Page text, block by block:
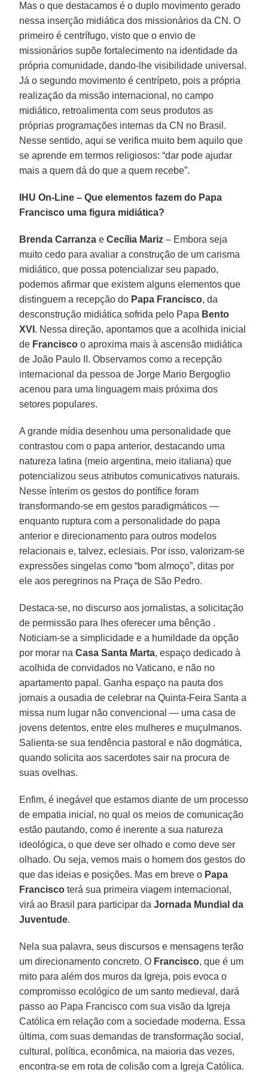
Mas o que destacamos é o duplo movimento gerado
nessa inserção midiática dos missionários da CN. O
primeiro é centrífugo, visto que o envio de
missionários supõe fortalecimento na identidade da
própria comunidade, dando-lhe visibilidade universal.
Já o segundo movimento é centrípeto, pois a própria
realização da missão internacional, no campo
midiático, retroalimenta com seus produtos as
próprias programações internas da CN no Brasil.
Nesse sentido, aqui se verifica muito bem aquilo que
se aprende em termos religiosos: “dar pode ajudar
mais a quem dá do que a quem recebe”.
IHU On-Line – Que elementos fazem do Papa
Francisco uma figura midiática?
Brenda Carranza e Cecília Mariz – Embora seja
muito cedo para avaliar a construção de um carisma
midiático, que possa potencializar seu papado,
podemos afirmar que existem alguns elementos que
distinguem a recepção do Papa Francisco, da
desconstrução midiática sofrida pelo Papa Bento
XVI . Nessa direção, apontamos que a acolhida inicial
de Francisco o aproxima mais à ascensão midiática
de João Paulo II. Observamos como a recepção
internacional da pessoa de Jorge Mario Bergoglio
acenou para uma linguagem mais próxima dos
setores populares.
A grande mídia desenhou uma personalidade que
contrastou com o papa anterior, destacando uma
natureza latina (meio argentina, meio italiana) que
potencializou seus atributos comunicativos naturais.
Nesse ínterim os gestos do pontífice foram
transformando-se em gestos paradigmáticos —
enquanto ruptura com a personalidade do papa
anterior e direcionamento para outros modelos
relacionais e, talvez, eclesiais. Por isso, valorizam-se
expressões singelas como “bom almoço”, ditas por
ele aos peregrinos na Praça de São Pedro.
Destaca-se, no discurso aos jornalistas, a solicitação
de permissão para lhes oferecer uma bênção .
Noticiam-se a simplicidade e a humildade da opção
por morar naCasa Santa Marta, espaço dedicado à
acolhida de convidados no Vaticano, e não no
apartamento papal. Ganha espaço na pauta dos
jornais a ousadia de celebrar na Quinta-Feira Santa a
missa num lugar não convencional — uma casa de
jovens detentos, entre eles mulheres e muçulmanos.
Salienta-se sua tendência pastoral e não dogmática,
quando solicita aos sacerdotes sair na procura de
suas ovelhas.
Enfim, é inegável que estamos diante de um processo
de empatia inicial, no qual os meios de comunicação
estão pautando, como é inerente a sua natureza
ideológica, o que deve ser olhado e como deve ser
olhado. Ou seja, vemos mais o homem dos gestos do
que das ideias e posições. Mas em breve o Papa
Francisco terá sua primeira viagem internacional,
virá ao Brasil para participar daJornada Mundial da
Juventude.
Nela sua palavra, seus discursos e mensagens terão
um direcionamento concreto. O Francisco, que é um
mito para além dos muros da Igreja, pois evoca o
compromisso ecológico de um santo medieval, dará
passo ao Papa Francisco com sua visão da Igreja
Católica em relação com a sociedade moderna. Essa
última, com suas demandas de transformação social,
cultural, política, econômica, na maioria das vezes,
encontra-se em rota de colisão com a Igreja Católica.